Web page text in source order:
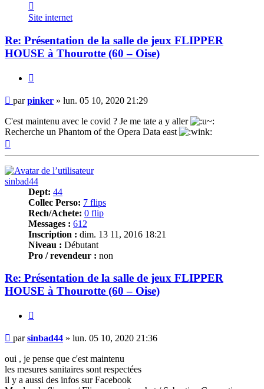
pinker
Site internet
Re: Présentation de la salle de jeux FLIPPER
HOUSE à Thourotte (60 – Oise)
Message
parpinker » lun. 05 10, 2020 21:29
C'est maintenu avec le covid ? Je me tate a y aller
Recherche un Phantom of the Opera Data east
sinbad44
Dept: 44
Collec Perso: 7 flips
Rech/Achete: 0 flip
Messages : 612
Inscription : dim. 13 11, 2016 18:21
Niveau : Débutant
Pro / revendeur : non
Re: Présentation de la salle de jeux FLIPPER
HOUSE à Thourotte (60 – Oise)
Message
parsinbad44 » lun. 05 10, 2020 21:36
oui , je pense que c'est maintenu
les mesures sanitaires sont respectées
il y a aussi des infos sur Facebook